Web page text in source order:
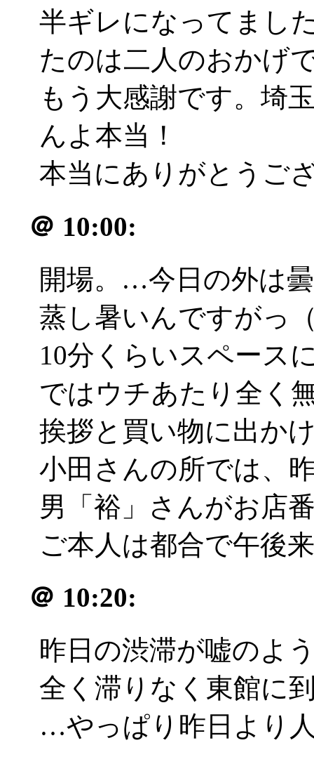
半ギレになってまし
たのは二人のおかげ
もう大感謝です。埼
んよ本当！
本当にありがとうご
＠ 10:00:
開場。…今日の外は
蒸し暑いんですがっ
10分くらいスペース
ではウチあたり全く
挨拶と買い物に出か
小田さんの所では、
男「裕」さんがお店
ご本人は都合で午後
＠ 10:20:
昨日の渋滞が嘘のよ
全く滞りなく東館に
…やっぱり昨日より